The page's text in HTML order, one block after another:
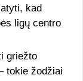
kad
ligų centro
griežto
tokie žodžiai